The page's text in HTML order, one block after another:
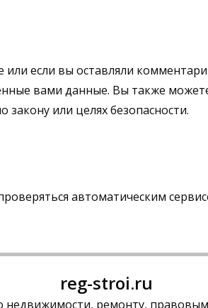
или если вы оставляли
вами данные. Вы также
или целях безопасности.
автоматическим
reg-stroi.ru
недвижимости, ремонту,